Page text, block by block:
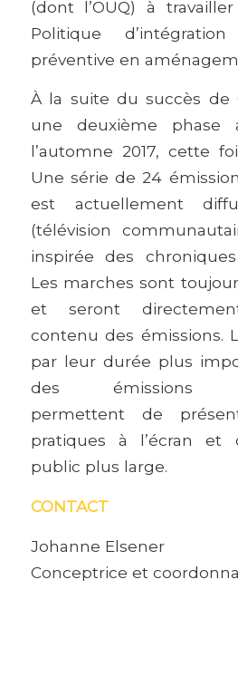
(dont l’OUQ) à
Politique
préventive en
À la suite du succès de
une deuxième
l’automne 2017, cette
Une série de 24
est actuellement
(télévision
inspirée des
Les marches sont
et seront
contenu des émissions.
par leur durée plus
des émissions
permettent de
pratiques à l’écran et
public plus large.
CONTACT
Johanne Elsener
Conceptrice et